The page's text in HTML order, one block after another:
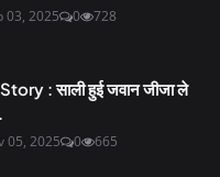
03, 2025 0 728
: साली हुई जवान जीजा ले
05, 2025 0 665